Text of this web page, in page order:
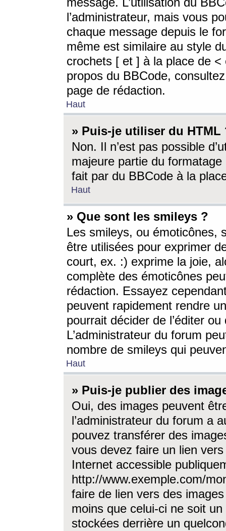
l’administrateur, mais vous
chaque message depuis le
même est similaire au style
crochets [ et ] à la place de <
propos du BBCode,
page de rédaction.
Haut
» Puis-je utiliser du HTML
Non. Il n’est pas possible
majeure partie du
fait par du BBCode à la
Haut
» Que sont les smileys ?
Les smileys, ou émoticônes,
être utilisées pour exprimer
court, ex. :) exprime la joie,
complète des émoticônes
rédaction. Essayez
peuvent rapidement rendre
pourrait décider de l’éditer
L’administrateur du forum
nombre de smileys qui
Haut
» Puis-je publier des
Oui, des images peuvent
l’administrateur du forum a
pouvez transférer des
vous devez faire un lien
Internet accessible
http://www.exemple.com/
faire de lien vers des
moins que celui-ci ne soit
stockées derrière un